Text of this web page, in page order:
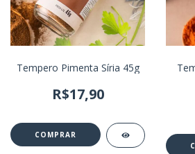
Tempero Pimenta Síria 45g
R$17,90